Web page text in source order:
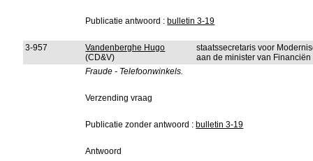
Publicatie antwoord : bulletin 3-19
3-957
Vandenberghe Hugo
(CD&V)
staatssecretaris voor
aan de minister van Financiën
Fraude - Telefoonwinkels.
Verzending vraag
Publicatie zonder antwoord : bulletin 3-19
Antwoord